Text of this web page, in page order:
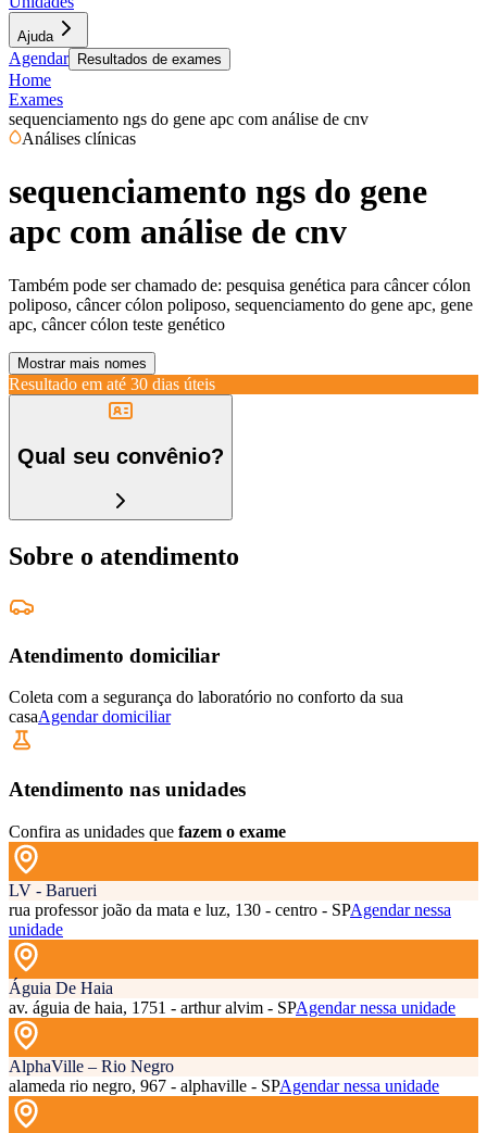
Ajuda
Agendar Resultados de exames
Home
Exames
sequenciamento ngs do gene apc com análise de cnv
Análises clínicas
sequenciamento ngs do gene
apc com análise de cnv
Também pode ser chamado de: pesquisa genética para câncer cólon
poliposo, câncer cólon poliposo, sequenciamento do gene apc, gene
apc, câncer cólon teste genético
Mostrar mais nomes
Resultado em até 30 dias úteis
Qual seu convênio?
Sobre o atendimento
Atendimento domiciliar
Coleta com a segurança do laboratório no conforto da sua
casaAgendar domiciliar
Atendimento nas unidades
Confira as unidades que fazem o exame
LV - Barueri
rua professor joão da mata e luz, 130 - centro - SPAgendar nessa
unidade
Águia De Haia
av. águia de haia, 1751 - arthur alvim - SPAgendar nessa unidade
AlphaVille – Rio Negro
alameda rio negro, 967 - alphaville - SPAgendar nessa unidade